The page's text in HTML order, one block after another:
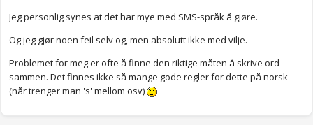
Jeg personlig synes at det har mye med SMS-språk å gjøre.
Og jeg gjør noen feil selv og, men absolutt ikke med vilje.
Problemet for meg er ofte å finne den riktige måten å skrive ord
sammen. Det finnes ikke så mange gode regler for dette på norsk
(når trenger man 's' mellom osv)